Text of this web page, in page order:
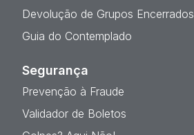
Devolução de Grupos Encerrados
Guia do Contemplado
Segurança
Prevenção à Fraude
Validador de Boletos